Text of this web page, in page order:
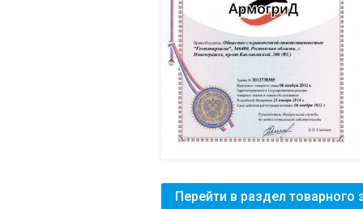
Перейти в раздел товарного